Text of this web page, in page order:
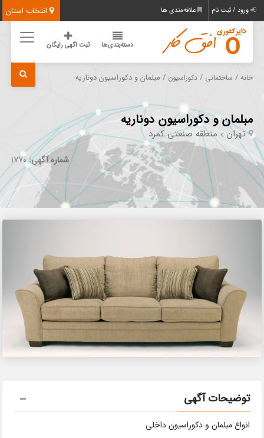
انتخاب استان ورود / ثبت نام علاقه‌مندی ها
دسته‌بندی‌ها ثبت اگهی رایگان
خانه / ساختمانی /دکوراسیون / مبلمان و دکوراسیون دوناریه
مبلمان و دکوراسیون دوناریه
تهران منطقه صنعتی کمرد
شماره آگهی:1770
توضیحات آگهی
انواع مبلمان و دکوراسیون داخلی